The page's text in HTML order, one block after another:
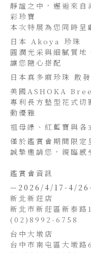
靜謐之中，邂逅來自
彩珍寶
本次特展為您同時呈
日本 Akoya 珍珠
圓潤光采與細膩質
讓您隨心搭配
日本真多麻珍珠 散
美國ASHOKA
專利長方墊型花式
動優雅
祖母綠、紅藍寶與
僅於鑑賞會期間限定
誠摯邀請您，親臨感
鑑賞會資訊
—2026/4/17-4/
新北新莊店
新北市新莊區新泰路
(02)8992-6758
台中大墩店
台中市南屯區大墩路